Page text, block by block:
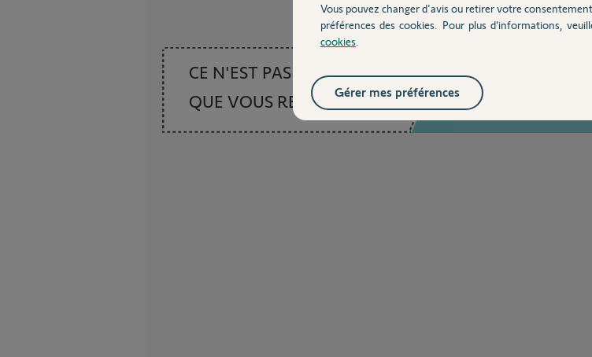
CE N'EST PAS CE
QUE VOUS RECHERCHEZ
Posez votre question
Vous pouvez changer d'avis ou retirer votre
préférences des cookies. Pour plus d’informations,
cookies
Gérer mes préférences